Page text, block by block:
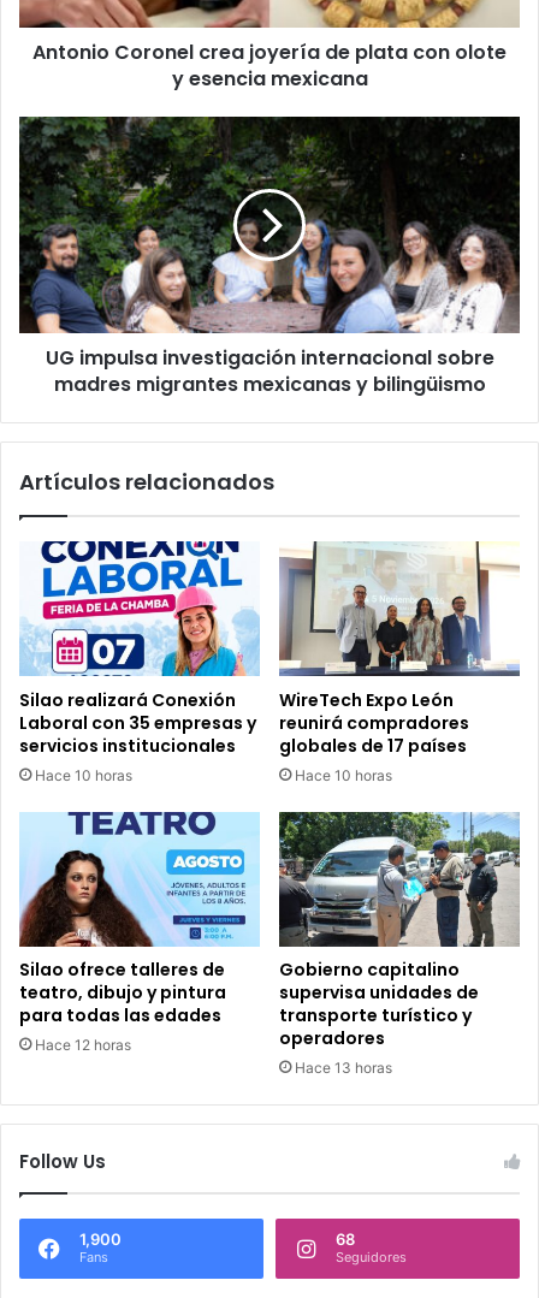
y
esencia
Antonio Coronel crea joyería de plata con olote
y esencia mexicana
UG
impulsa
investigación
internacional
sobre
madres
migrantes
mexicanas
y
bilingüismo
UG impulsa investigación internacional sobre
madres migrantes mexicanas y bilingüismo
Artículos relacionados
Silao realizará Conexión
Laboral con 35 empresas y
servicios institucionales
Hace 10 horas
WireTech Expo León
reunirá compradores
globales de 17 países
Hace 10 horas
Silao ofrece talleres de
teatro, dibujo y pintura
para todas las edades
Hace 12 horas
Gobierno capitalino
supervisa unidades de
transporte turístico y
operadores
Hace 13 horas
Follow Us
1,900
Fans
68
Seguidores